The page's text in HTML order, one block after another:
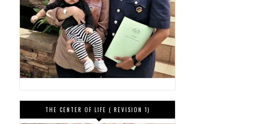
THE CENTER OF LIFE ( REVISION 1)